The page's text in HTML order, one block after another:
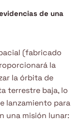
de una
(fabricado
la
la órbita de
terrestre baja, lo
lanzamiento para
una misión lunar: